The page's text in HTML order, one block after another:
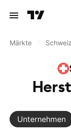
Märkte Schweiz
Unternehmen